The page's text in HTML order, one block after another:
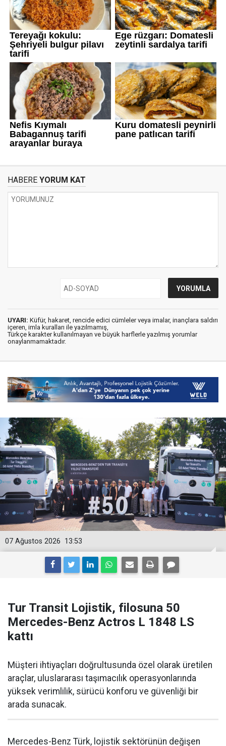
HABERE YORUM KAT
UYARI: Küfür, hakaret, rencide edici cümleler veya imalar, inançlara saldırı
içeren, imla kuralları ile yazılmamış,
Türkçe karakter kullanılmayan ve büyük harflerle yazılmış yorumlar
onaylanmamaktadır.
13:53
07 Ağustos 2026
Tur Transit Lojistik, filosuna 50
Mercedes-Benz Actros L 1848 LS
kattı
Müşteri ihtiyaçları doğrultusunda özel olarak üretilen
araçlar, uluslararası taşımacılık operasyonlarında
yüksek verimlilik, sürücü konforu ve güvenliği bir
arada sunacak.
Mercedes-Benz Türk, lojistik sektörünün değişen